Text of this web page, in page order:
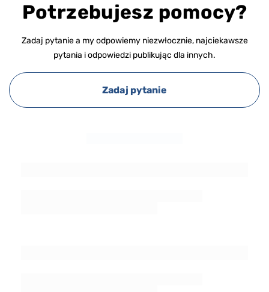
Potrzebujesz pomocy?
Zadaj pytanie a my odpowiemy niezwłocznie, najciekawsze
pytania i odpowiedzi publikując dla innych.
Zadaj pytanie